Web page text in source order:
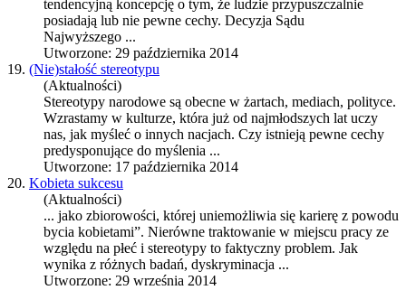
tendencyjną koncepcję o tym, że ludzie przypuszczalnie
posiadają lub nie pewne cechy. Decyzja Sądu
Najwyższego ...
Utworzone: 29 października 2014
19. (Nie)stałość stereotypu
(Aktualności)
Stereotypy narodowe są obecne w żartach, mediach, polityce.
Wzrastamy w kulturze, która już od najmłodszych lat uczy
nas, jak myśleć o innych nacjach. Czy istnieją pewne cechy
predysponujące do myślenia ...
Utworzone: 17 października 2014
20. Kobieta sukcesu
(Aktualności)
... jako zbiorowości, której uniemożliwia się karierę z powodu
bycia kobietami”. Nierówne traktowanie w miejscu pracy ze
względu na płeć i stereotypy to faktyczny problem. Jak
wynika z różnych badań, dyskryminacja ...
Utworzone: 29 września 2014